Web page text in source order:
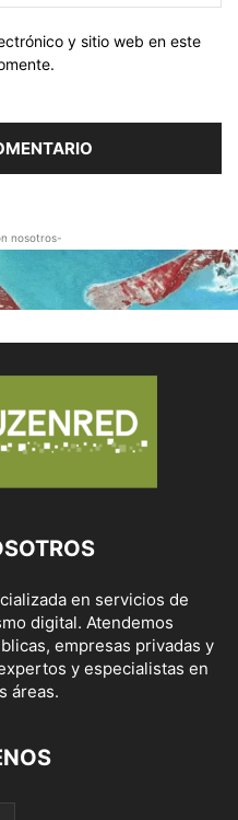
y sitio web en este
nosotros-
en servicios de
digital. Atendemos
empresas privadas y
y especialistas en
áreas.